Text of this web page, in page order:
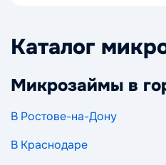
Каталог
Микрозаймы в
В Ростове-на-Дону
В Краснодаре